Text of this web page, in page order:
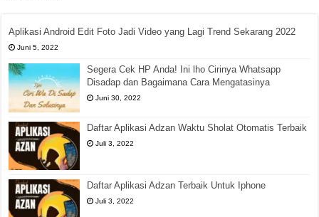
Aplikasi Android Edit Foto Jadi Video yang Lagi Trend Sekarang 2022
Juni 5, 2022
Segera Cek HP Anda! Ini lho Cirinya Whatsapp
Disadap dan Bagaimana Cara Mengatasinya
Juni 30, 2022
Daftar Aplikasi Adzan Waktu Sholat Otomatis Terbaik
Juli 3, 2022
Daftar Aplikasi Adzan Terbaik Untuk Iphone
Juli 3, 2022